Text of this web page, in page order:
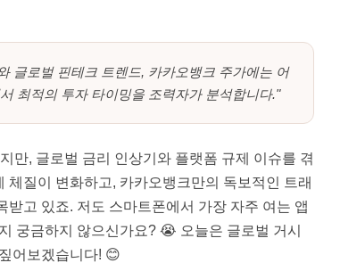
글로벌 핀테크 트렌드, 카카오뱅크 주가에는 어
최적의 투자 타이밍을 조력자가 분석합니다."
만, 글로벌 금리 인상기와 플랫폼 규제 이슈를 겪
질이 변화하고, 카카오뱅크만의 독보적인 트래
고 있죠. 저도 스마트폰에서 가장 자주 여는 앱
궁금하지 않으신가요? 😭 오늘은 글로벌 거시
어보겠습니다! 😊